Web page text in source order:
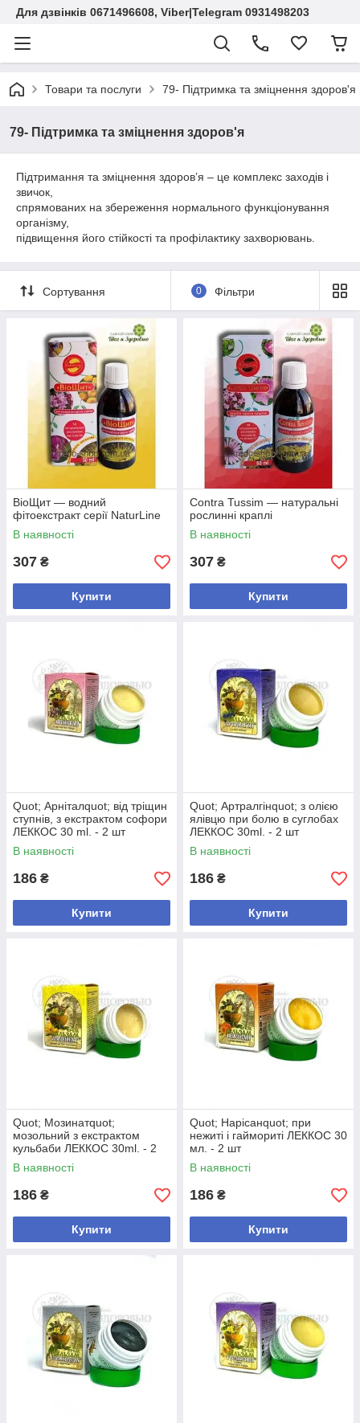
Для дзвінків 0671496608, Viber|Telegram 0931498203
Товари та послуги 79- Підтримка та зміцнення здоров'я
79- Підтримка та зміцнення здоров'я
Підтримання та зміцнення здоров’я – це комплекс заходів і
звичок,
спрямованих на збереження нормального функціонування
організму,
підвищення його стійкості та профілактику захворювань.
Сортування 0 Фільтри
BioЩит — водний
фітоекстракт серії NaturLine
В наявності
307 ₴
Купити
Contra Tussim — натуральні
рослинні краплі
В наявності
307 ₴
Купити
Quot; Арніталquot; від тріщин
ступнів, з екстрактом софори
ЛЕККОС 30 ml. - 2 шт
В наявності
186 ₴
Купити
Quot; Артралгінquot; з олією
ялівцю при болю в суглобах
ЛЕККОС 30ml. - 2 шт
В наявності
186 ₴
Купити
Quot; Мозинатquot;
мозольний з екстрактом
кульбаби ЛЕККОС 30ml. - 2
шт
В наявності
186 ₴
Купити
Quot; Нарісанquot; при
нежиті і гаймориті ЛЕККОС 30
мл. - 2 шт
В наявності
186 ₴
Купити